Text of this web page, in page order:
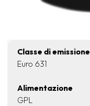
Classe di emissione
Euro 631
Alimentazione
GPL